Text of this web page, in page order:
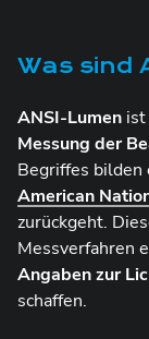
Was sind
ANSI-Lumen ist
Messung der
Begriffes bilden
American
zurückgeht.
Messverfahren
Angaben zur
schaffen.